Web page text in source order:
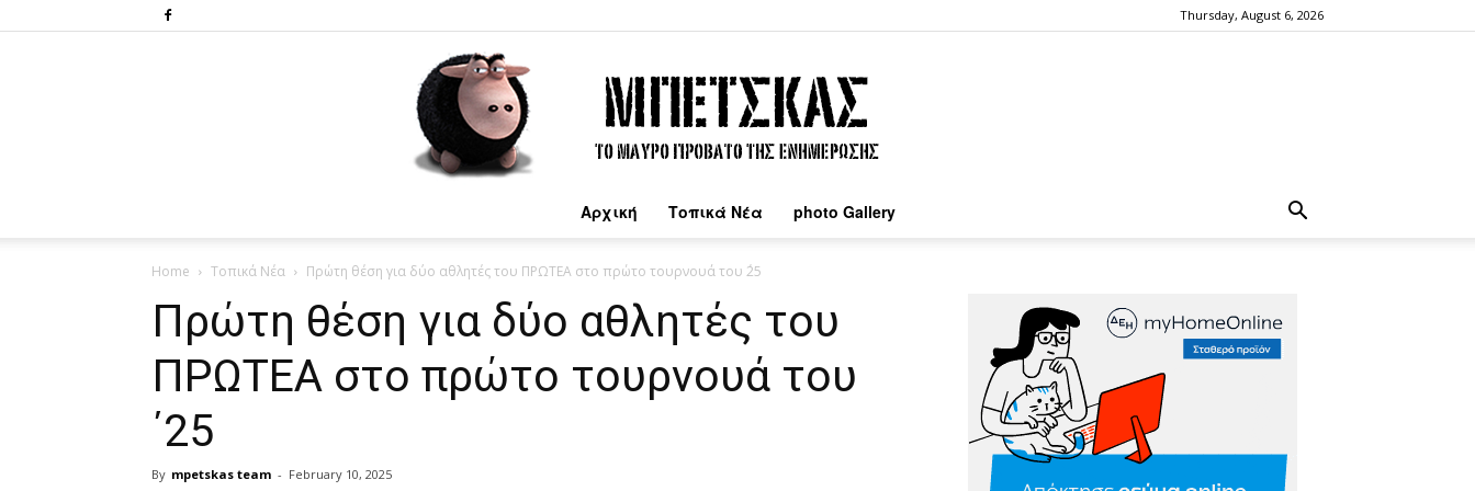
Thursday, August 6, 2026
Αρχική Τοπικά Νέα photo Gallery
Home Τοπικά Νέα Πρώτη θέση για δύο αθλητές του ΠΡΩΤΕΑ στο πρώτο τουρνουά του ΄25
Πρώτη θέση για δύο αθλητές του
ΠΡΩΤΕΑ στο πρώτο τουρνουά του
΄25
By mpetskas team - February 10, 2025